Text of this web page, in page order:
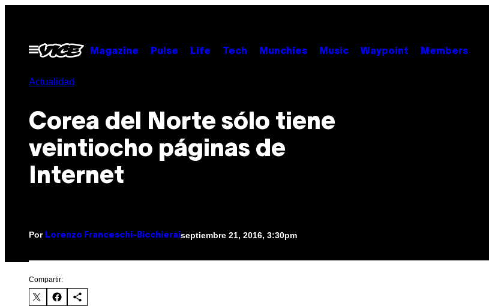
contenido
Abrir
Menú
Magazine Pulse Life Tech Munchies Music Waypoint Members
Actualidad
Corea del Norte sólo tiene
veintiocho páginas de
Internet
Por Lorenzo Franceschi-Bicchierai septiembre 21, 2016, 3:30pm
Compartir: